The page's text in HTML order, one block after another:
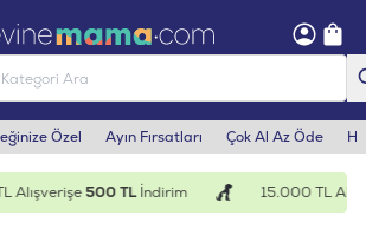
Özel Ayın Fırsatları Çok Al Az Öde
Alışverişe500 TLİndirim 15.000 TL